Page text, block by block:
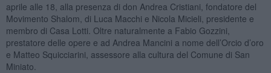
aprile alle 18, alla presenza di don Andrea Cristiani, fondatore del
Movimento Shalom, di Luca Macchi e Nicola Micieli, presidente e
membro di Casa Lotti. Oltre naturalmente a Fabio Gozzini,
prestatore delle opere e ad Andrea Mancini a nome dell’Orcio d’oro
e Matteo Squicciarini, assessore alla cultura del Comune di San
Miniato.